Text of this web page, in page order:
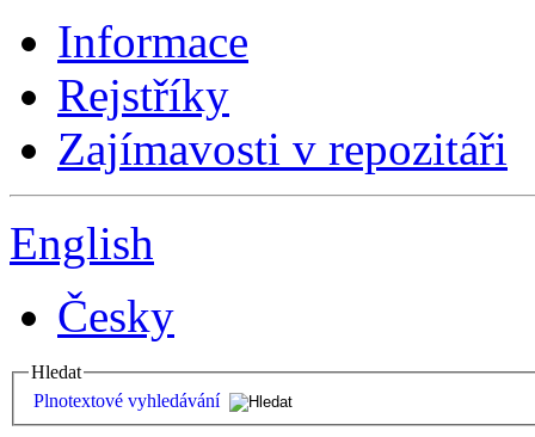
Informace
Rejstříky
Zajímavosti v repozitáři
English
Česky
Hledat
Plnotextové vyhledávání